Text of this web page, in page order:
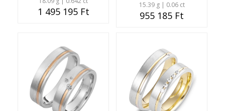
1 495 195 Ft
15.39 g | 0.06 ct
955 185 Ft